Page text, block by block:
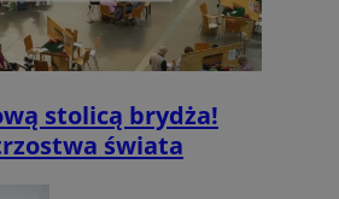
stolicą brydża!
świata